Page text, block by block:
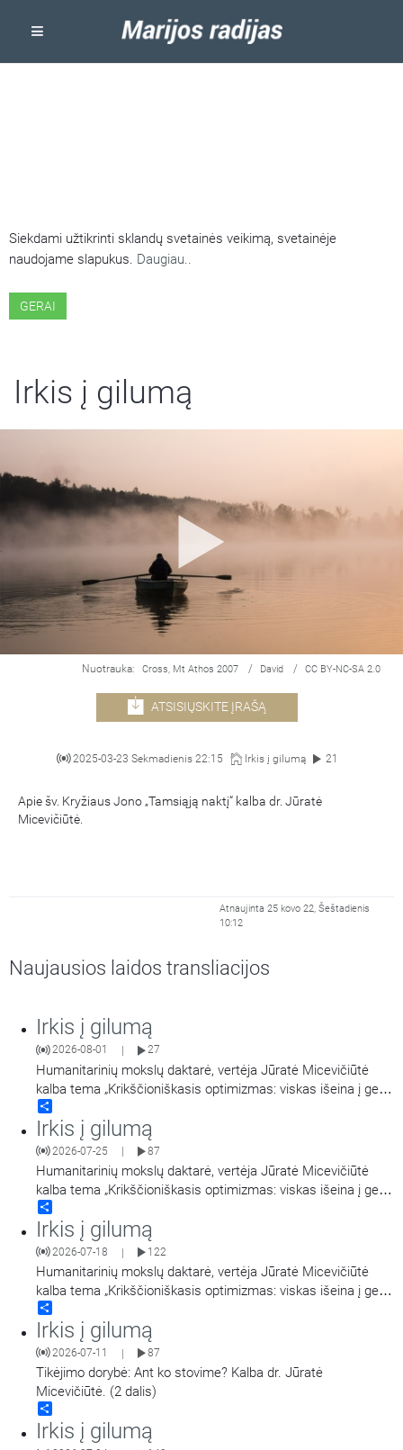
Siekdami užtikrinti sklandų svetainės veikimą, svetainėje
naudojame slapukus. Daugiau..
GERAI
Irkis į gilumą
Nuotrauka: Cross, Mt Athos 2007 / David / CC BY-NC-SA 2.0
ATSISIŲSKITE ĮRAŠĄ
2025-03-23 Sekmadienis 22:15 Irkis į gilumą 21
Apie šv. Kryžiaus Jono „Tamsiąją naktį“ kalba dr. Jūratė
Micevičiūtė.
Atnaujinta 25 kovo 22, Šeštadienis
10:12
Naujausios laidos transliacijos
Irkis į gilumą
2026-08-01 27
Humanitarinių mokslų daktarė, vertėja Jūratė Micevičiūtė
kalba tema „Krikščioniškasis optimizmas: viskas išeina į gera
mylintiems Kristų“ (III dalis).
Irkis į gilumą
2026-07-25 87
Humanitarinių mokslų daktarė, vertėja Jūratė Micevičiūtė
kalba tema „Krikščioniškasis optimizmas: viskas išeina į gera
mylintiems Kristų“ (II dalis).
Irkis į gilumą
2026-07-18 | 122
Humanitarinių mokslų daktarė, vertėja Jūratė Micevičiūtė
kalba tema „Krikščioniškasis optimizmas: viskas išeina į gera
mylintiems Kristų“ (I dalis).
Irkis į gilumą
2026-07-11 | 87
Tikėjimo dorybė: Ant ko stovime? Kalba dr. Jūratė
Micevičiūtė. (2 dalis)
Irkis į gilumą